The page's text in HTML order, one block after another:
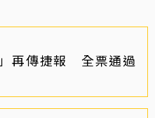
再傳捷報 全票通過